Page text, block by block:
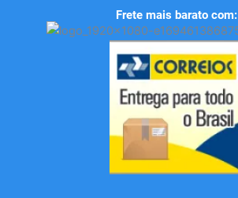
Frete mais barato com: